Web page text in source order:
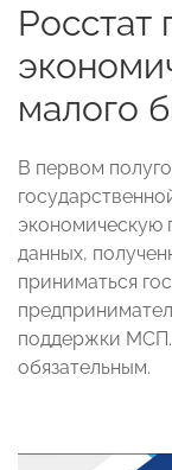
Росстат
малого
В первом
экономическую
данных,
приниматься
поддержки МСП.
обязательным.